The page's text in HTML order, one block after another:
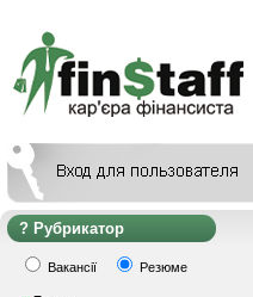
Рубрикатор
Вакансії Резюме